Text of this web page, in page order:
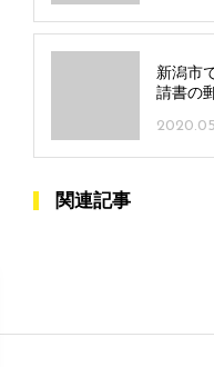
新潟市
請書の
関連記事